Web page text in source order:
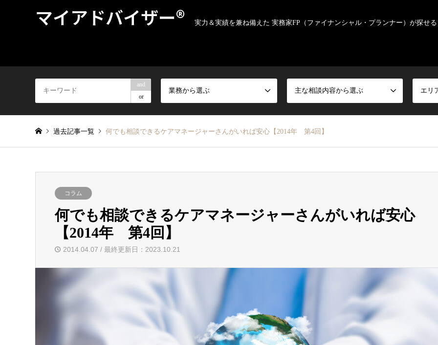
マイアドバイザー® 実力＆実績を兼ね備えた 実務家FP（ファイナンシャル・プランナー）が探せる
and
or
業務から選ぶ 主な相談内容から選ぶ エリ
過去記事一覧 何でも相談できるケアマネージャーさんがいれば安心【2014年 第4回】
コラム
何でも相談できるケアマネージャーさんがいれば安心
【2014年 第4回】
2014.04.07 / 最終更新日：2023.10.21